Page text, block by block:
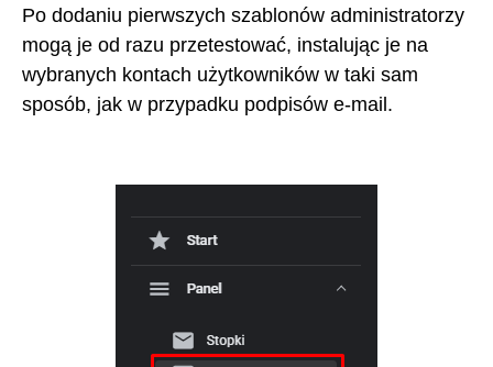
Po dodaniu pierwszych szablonów administratorzy
mogą je od razu przetestować, instalując je na
wybranych kontach użytkowników w taki sam
sposób, jak w przypadku podpisów e-mail.